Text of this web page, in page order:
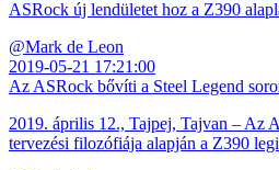
ASRock új lendületet hoz a Z390
@Mark de Leon
2019-05-21 17:21:00
Az ASRock bővíti a Steel Legend
2019. április 12., Tajpej, Tajvan – Az
tervezési filozófiája alapján a Z390